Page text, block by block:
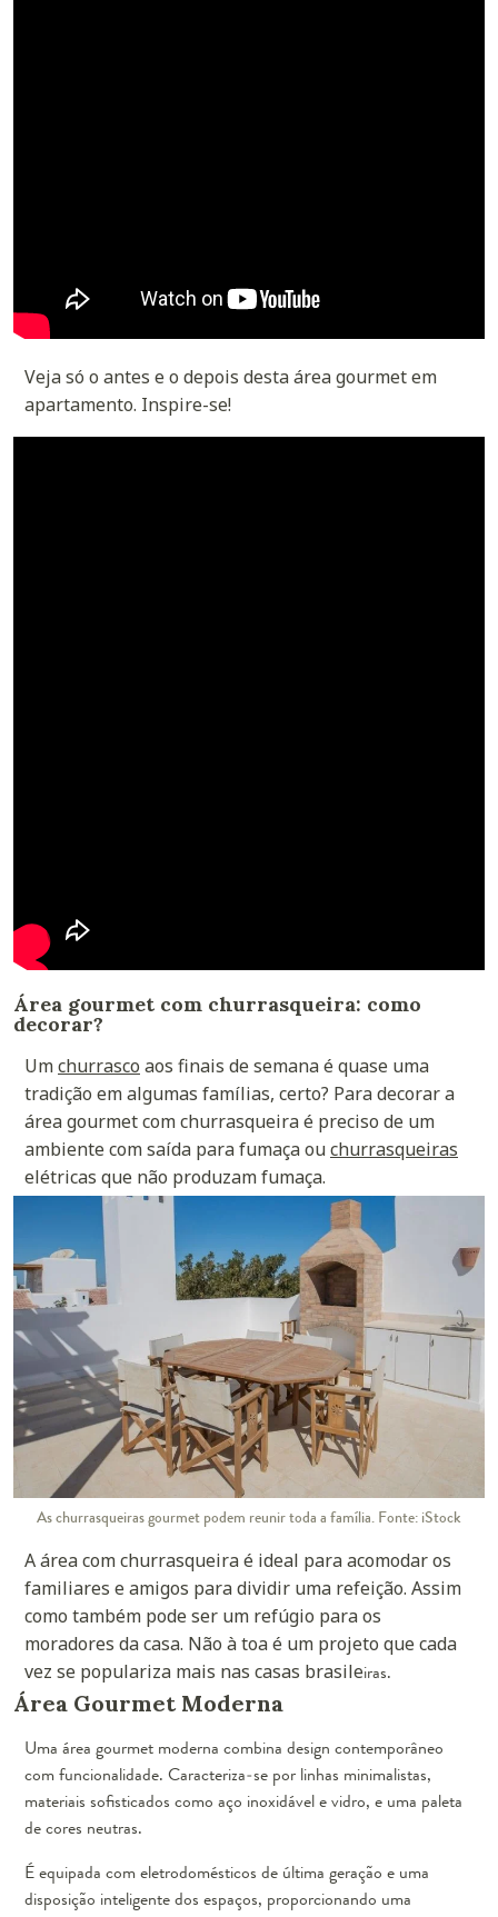
Veja só o antes e o depois desta área gourmet em
apartamento. Inspire-se!
Área gourmet com churrasqueira: como
decorar?
Umchurrasco aos finais de semana é quase uma
tradição em algumas famílias, certo? Para decorar a
área gourmet com churrasqueira é preciso de um
ambiente com saída para fumaça ouchurrasqueiras
elétricas que não produzam fumaça.
As churrasqueiras gourmet podem reunir toda a família. Fonte: iStock
A área com churrasqueira é ideal para acomodar os
familiares e amigos para dividir uma refeição. Assim
como também pode ser um refúgio para os
moradores da casa. Não à toa é um projeto que cada
vez se populariza mais nas casas brasileiras.
Área Gourmet Moderna
Uma área gourmet moderna combina design contemporâneo
com funcionalidade. Caracteriza-se por linhas minimalistas,
materiais sofisticados como aço inoxidável e vidro, e uma paleta
de cores neutras.
É equipada com eletrodomésticos de última geração e uma
disposição inteligente dos espaços, proporcionando uma